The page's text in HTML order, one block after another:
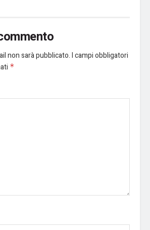
non sarà pubblicato.I campi obbligatori
*